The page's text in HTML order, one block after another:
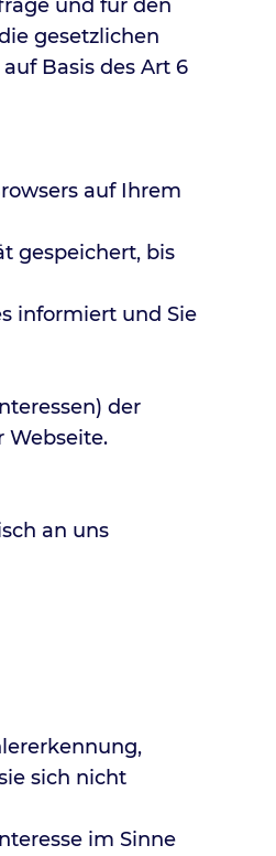
und für den
gesetzlichen
Basis des Art 6
auf Ihrem
gespeichert, bis
informiert und Sie
der
Webseite.
an uns
sich nicht
im Sinne